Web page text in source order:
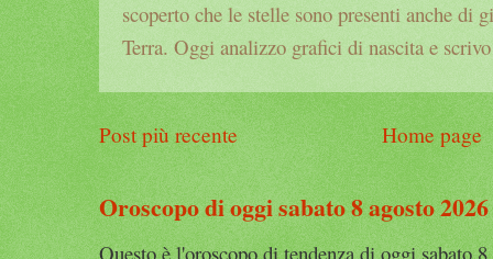
scoperto che le stelle sono presenti anche di
Terra. Oggi analizzo grafici di nascita e
Post più recente Home page
Oroscopo di oggi sabato 8 agosto 2026
Questo è l'oroscopo di tendenza di oggi sabato